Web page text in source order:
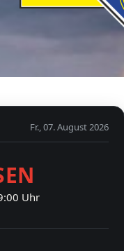
Fr., 07. August 2026
Uhr